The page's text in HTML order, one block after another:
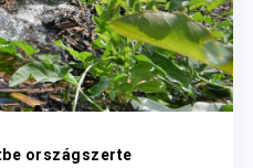
országszerte